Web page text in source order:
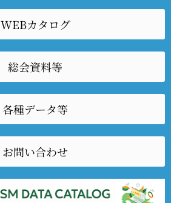
WEBカタログ
総会資料等
各種データ等
お問い合わせ